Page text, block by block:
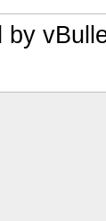
by